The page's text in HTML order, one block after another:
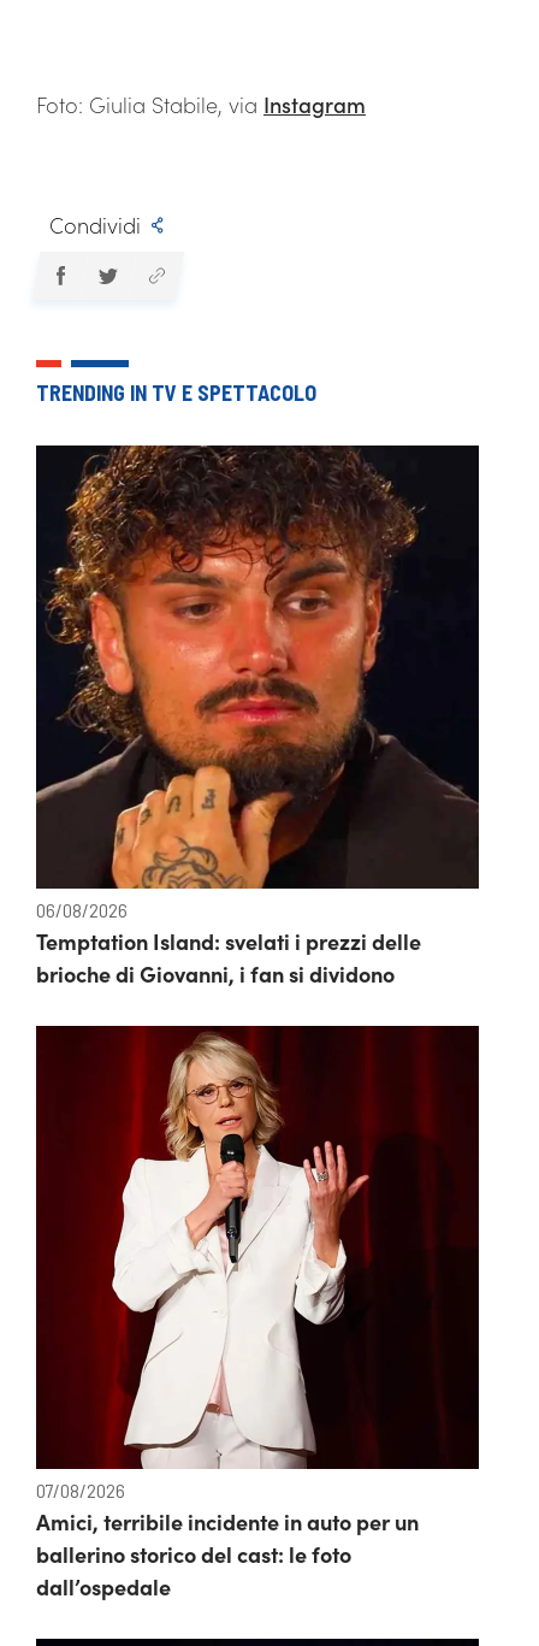
Foto: Giulia Stabile, via Instagram
Condividi
TRENDING IN TV E SPETTACOLO
06/08/2026
Temptation Island: svelati i prezzi delle
brioche di Giovanni, i fan si dividono
07/08/2026
Amici, terribile incidente in auto per un
ballerino storico del cast: le foto
dall’ospedale